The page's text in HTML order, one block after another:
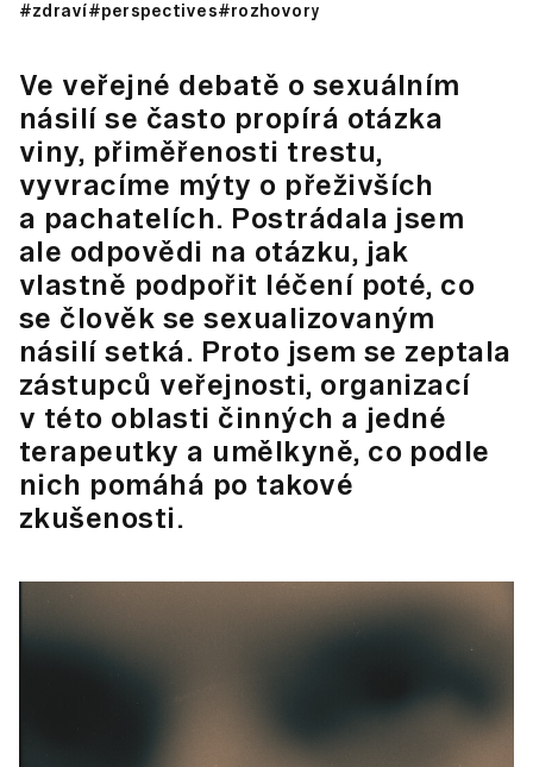
#zdraví#perspectives#rozhovory
Ve veřejné debatě o sexuálním
násilí se často propírá otázka
viny, přiměřenosti trestu,
vyvracíme mýty o přeživších
a pachatelích. Postrádala jsem
ale odpovědi na otázku, jak
vlastně podpořit léčení poté, co
se člověk se sexualizovaným
násilí setká. Proto jsem se zeptala
zástupců veřejnosti, organizací
v této oblasti činných a jedné
terapeutky a umělkyně, co podle
nich pomáhá po takové
zkušenosti.